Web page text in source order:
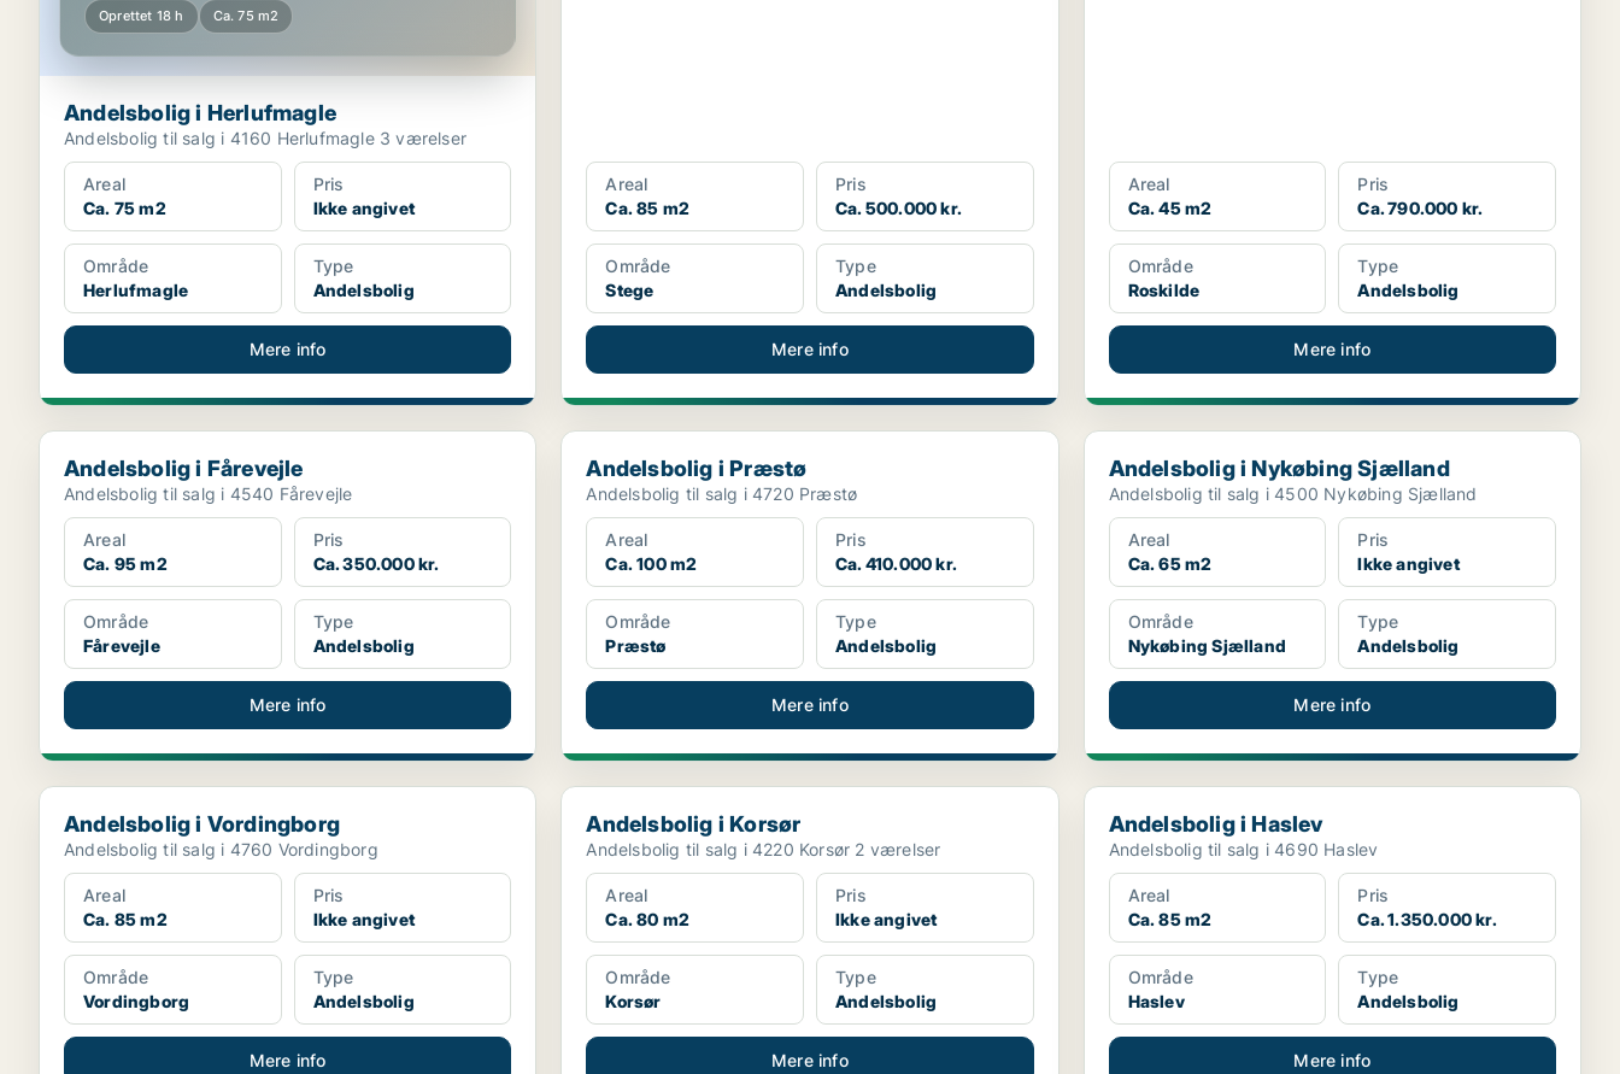
Oprettet 18 h Ca. 75 m2
Andelsbolig i Herlufmagle
Andelsbolig til salg i 4160 Herlufmagle 3 værelser
Areal
Ca. 75 m2
Pris
Ikke angivet
Område
Herlufmagle
Type
Andelsbolig
Mere info
Areal
Ca. 85 m2
Pris
Ca. 500.000 kr.
Område
Stege
Type
Andelsbolig
Mere info
Areal
Ca. 45 m2
Pris
Ca. 790.000 kr.
Område
Roskilde
Type
Andelsbolig
Mere info
Andelsbolig i Fårevejle
Andelsbolig i Fårevejle
Andelsbolig til salg i 4540 Fårevejle
Areal
Ca. 95 m2
Pris
Ca. 350.000 kr.
Område
Fårevejle
Type
Andelsbolig
Mere info
Andelsbolig i Præstø
Andelsbolig i Præstø
Andelsbolig til salg i 4720 Præstø
Areal
Ca. 100 m2
Pris
Ca. 410.000 kr.
Område
Præstø
Type
Andelsbolig
Mere info
Andelsbolig i Nykøbing Sjælland
Andelsbolig i Nykøbing Sjælland
Andelsbolig til salg i 4500 Nykøbing Sjælland
Areal
Ca. 65 m2
Pris
Ikke angivet
Område
Nykøbing Sjælland
Type
Andelsbolig
Mere info
Andelsbolig i Vordingborg
Andelsbolig i Vordingborg
Andelsbolig til salg i 4760 Vordingborg
Areal
Ca. 85 m2
Pris
Ikke angivet
Område
Vordingborg
Type
Andelsbolig
Mere info
Andelsbolig i Korsør
Andelsbolig i Korsør
Andelsbolig til salg i 4220 Korsør 2 værelser
Areal
Ca. 80 m2
Pris
Ikke angivet
Område
Korsør
Type
Andelsbolig
Mere info
Andelsbolig i Haslev
Andelsbolig i Haslev
Andelsbolig til salg i 4690 Haslev
Areal
Ca. 85 m2
Pris
Ca. 1.350.000 kr.
Område
Haslev
Type
Andelsbolig
Mere info